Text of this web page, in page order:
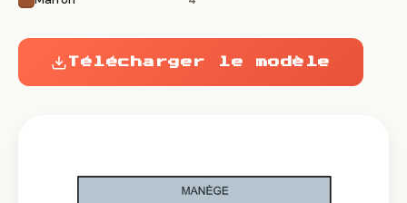
Télécharger le modèle